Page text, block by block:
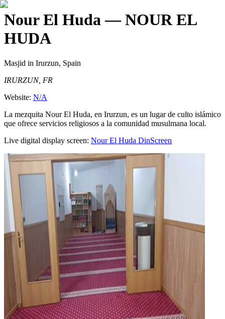
Nour El Huda— NOUR EL
HUDA
Masjid in Irurzun, Spain
IRURZUN, FR
Website: N/A
La mezquita Nour El Huda, en Irurzun, es un lugar de culto islámico
que ofrece servicios religiosos a la comunidad musulmana local.
Live digital display screen: Nour El Huda DinScreen